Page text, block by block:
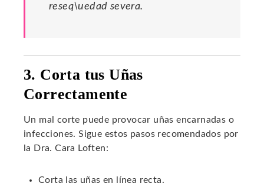
reseq\uedad severa.
3. Corta tus Uñas
Correctamente
Un mal corte puede provocar uñas encarnadas o
infecciones. Sigue estos pasos recomendados por
la Dra. Cara Loften:
Corta las uñas en línea recta.